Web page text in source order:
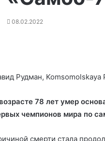
08.02.2022
Рудман, Komsomolskaya
78 лет умер
чемпионов мира по
смерти стала